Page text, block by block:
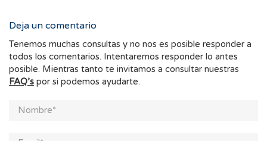
Deja un comentario
Tenemos muchas consultas y no nos es posible responder a
todos los comentarios. Intentaremos responder lo antes
posible. Mientras tanto te invitamos a consultar nuestras
FAQ’s por si podemos ayudarte.